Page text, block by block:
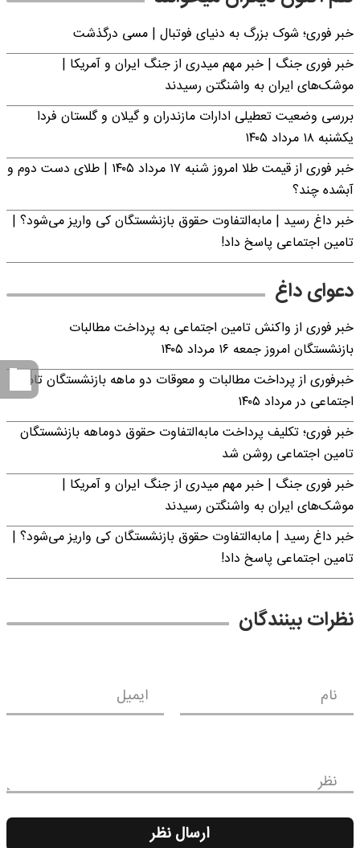
خبر فوری؛‌ شوک بزرگ به دنیای فوتبال | مسی درگذشت
خبر فوری جنگ | خبر مهم میدری از جنگ ایران و آمریکا |
موشک‌های ایران به واشنگتن رسیدند
بررسی وضعیت تعطیلی ادارات مازندران و گیلان و گلستان فردا
یکشنبه ۱۸ مرداد ۱۴۰۵
خبر فوری از قیمت طلا امروز شنبه ۱۷ مرداد ۱۴۰۵ | طلای دست دوم و
آبشده چند؟
خبر داغ رسید | مابه‌التفاوت حقوق بازنشستگان کی واریز می‌شود؟ |
تامین اجتماعی پاسخ داد!
دعوای داغ
خبر فوری از واکنش تامین اجتماعی به پرداخت مطالبات
بازنشستگان امروز جمعه ۱۶ مرداد ۱۴۰۵
خبرفوری از پرداخت مطالبات و معوقات دو ماهه بازنشستگان تامین
اجتماعی در مرداد ۱۴۰۵
خبر فوری؛ تکلیف پرداخت مابه‌التفاوت حقوق دوماهه بازنشستگان
تامین اجتماعی روشن شد
خبر فوری جنگ | خبر مهم میدری از جنگ ایران و آمریکا |
موشک‌های ایران به واشنگتن رسیدند
خبر داغ رسید | مابه‌التفاوت حقوق بازنشستگان کی واریز می‌شود؟ |
تامین اجتماعی پاسخ داد!
نظرات بینندگان
نام ایمیل
نظر
ارسال نظر